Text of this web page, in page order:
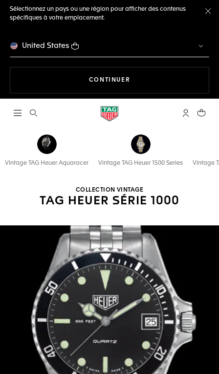
Sélectionnez un pays ou une région pour afficher des contenus
spécifiques à votre emplacement.
United States
CONTINUER
Ouvrir la barre de recherche Compte My
Votre
Vintage TAG Heuer Aquaracer Vintage TAG Heuer 1500 Series Vintage
COLLECTION VINTAGE
TAG HEUER SÉRIE 1000